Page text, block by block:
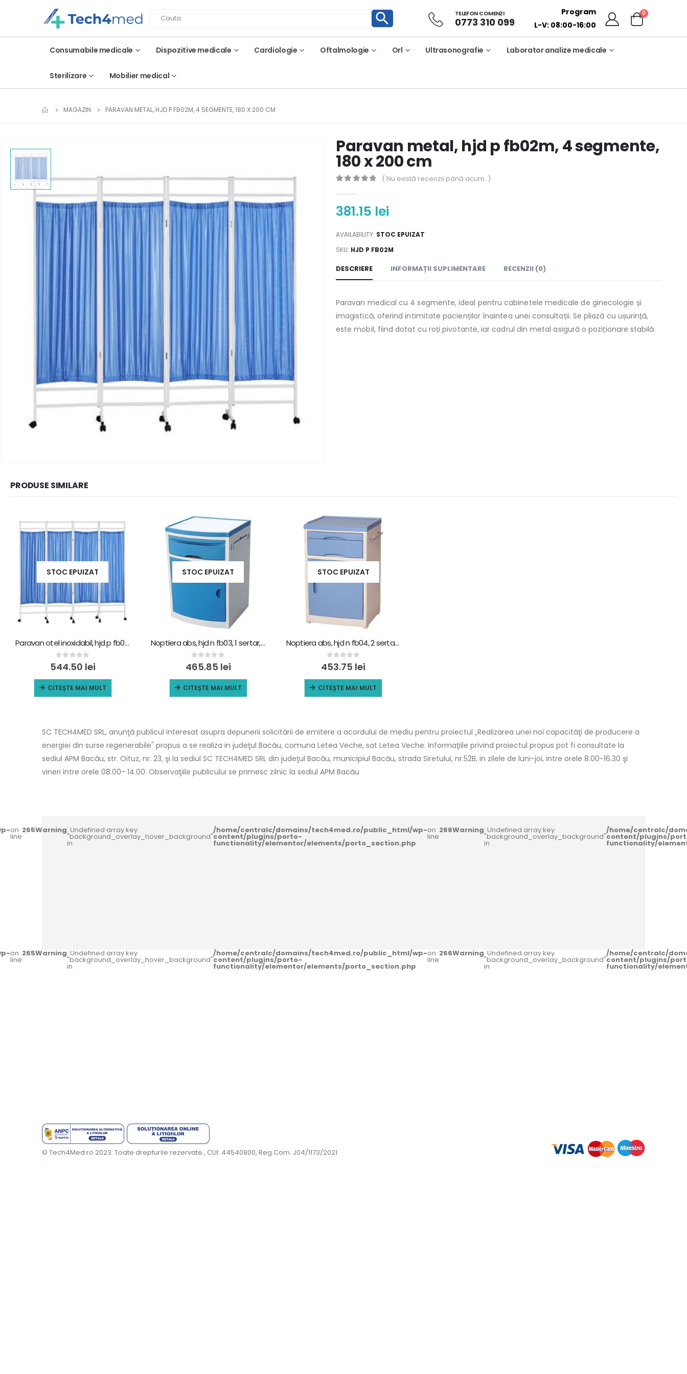
TELEFON COMENZI
0773 310 099
Program
L-V: 08:00-16:00
0
Consumabile medicale Dispozitive medicale Cardiologie Oftalmologie Orl Ultrasonografie Laborator analize medicale
Sterilizare Mobilier medical
MAGAZIN PARAVAN METAL, HJD P FB02M, 4 SEGMENTE, 180 X 200 CM
Paravan metal, hjd p fb02m, 4 segmente,
180 x 200 cm
( Nu există recenzii până acum. )
381.15 lei
AVAILABILITY: STOC EPUIZAT
SKU: HJD P FB02M
DESCRIERE INFORMAȚII SUPLIMENTARE RECENZII (0)
Paravan medical cu 4 segmente, ideal pentru cabinetele medicale de ginecologie și
imagistică, oferind intimitate pacienților înaintea unei consultații. Se pliază cu ușurință,
este mobil, fiind dotat cu roți pivotante, iar cadrul din metal asigură o poziționare stabilă.
PRODUSE SIMILARE
STOC EPUIZAT
Paravan otel inoxidabil, hjd p fb01oi, 4 segmente, 180 x 200 cm
0out of 5
544.50 lei
CITEȘTE MAI MULT
STOC EPUIZAT
Noptiera abs, hjd n fb03, 1 sertar, 1 usa, rotile cu blocare
0out of 5
465.85 lei
CITEȘTE MAI MULT
STOC EPUIZAT
Noptiera abs, hjd n fb04, 2 sertare, 1 usa, rotile cu blocare
0out of 5
453.75 lei
CITEȘTE MAI MULT
SC TECH4MED SRL, anunţă publicul interesat asupra depunerii solicitării de emitere a acordului de mediu pentru proiectul „Realizarea unei noi capacităţi de producere a
energiei din surse regenerabile" propus a se realiza in judeţul Bacău, comuna Letea Veche, sat Letea Veche. Informaţiile privind proiectul propus pot fi consultate la
sediul APM Bacău, str. Oituz, nr. 23, şi la sediul SC TECH4MED SRL din judeţul Bacău, municipiul Bacău, strada Siretului, nr.52B, in zilele de luni-joi, intre orele 8.00-16.30 şi
vineri intre orele 08.00- 14.00. Observaţiile publicului se primesc zilnic la sediul APM Bacău
on
line
265Warning: Undefined array key
"background_overlay_hover_background"
in
/home/centralc/domains/tech4med.ro/public_html/wp-
content/plugins/porto-
functionality/elementor/elements/porto_section.php
on
line
266Warning: Undefined array key
"background_overlay_background"
in
/home/centralc/
content/plugins/
functionality/
on
line
265Warning: Undefined array key
"background_overlay_hover_background"
in
/home/centralc/domains/tech4med.ro/public_html/wp-
content/plugins/porto-
functionality/elementor/elements/porto_section.php
on
line
266Warning: Undefined array key
"background_overlay_background"
in
/home/centralc/
content/plugins/
functionality/
© Tech4Med.ro 2023. Toate drepturile rezervate., CUI: 44540800, Reg.Com. J04/1173/2021
.